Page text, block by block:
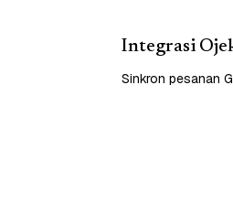
Integrasi
Sinkron pesanan